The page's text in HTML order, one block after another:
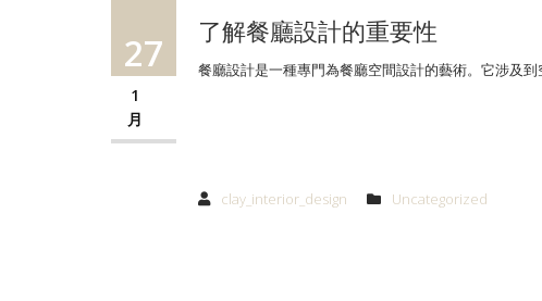
27
1
月
了解餐廳設計的重要性
餐廳設計是一種專門為餐廳空間設計的藝術。它涉及
clay_interior_design Uncategorized